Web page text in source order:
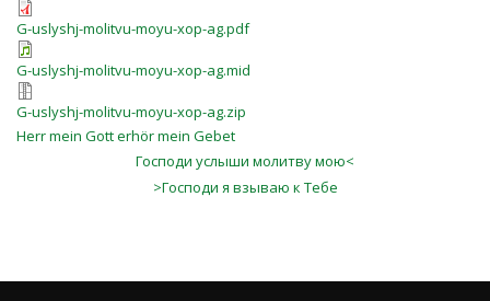
G-uslyshj-molitvu-moyu-xop-ag.pdf
G-uslyshj-molitvu-moyu-xop-ag.mid
G-uslyshj-molitvu-moyu-xop-ag.zip
Herr mein Gott erhör mein Gebet
Господи услыши молитву мою<
>Господи я взываю к Тебе